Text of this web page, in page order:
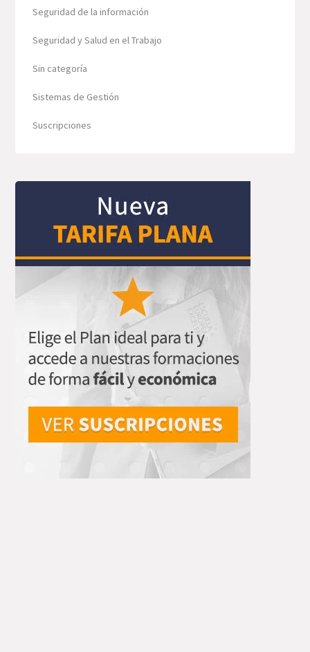
Seguridad de la información
Seguridad y Salud en el Trabajo
Sin categoría
Sistemas de Gestión
Suscripciones